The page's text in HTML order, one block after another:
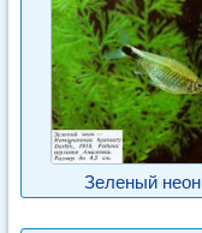
Зеленый неон